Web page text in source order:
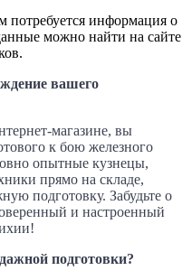
потребуется информация о
можно найти на сайте
вашего
магазине, вы
к бою железного
опытные кузнецы,
прямо на складе,
подготовку. Забудьте о
и настроенный
подготовки?